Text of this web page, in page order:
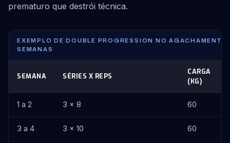
prematuro que destrói técnica.
EXEMPLO DE DOUBLE PROGRESSION NO
SEMANAS
SEMANA SÉRIES X REPS
CARGA
(KG)
1 a 2 3 x 8 60
3 a 4 3 x 10 60